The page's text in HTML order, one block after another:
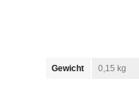
Gewicht 0,15 kg